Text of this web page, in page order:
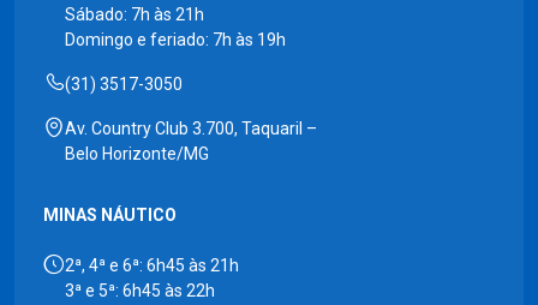
Sábado: 7h às 21h
Domingo e feriado: 7h às 19h
(31) 3517-3050
Av. Country Club 3.700, Taquaril –
Belo Horizonte/MG
MINAS NÁUTICO
2ª, 4ª e 6ª: 6h45 às 21h
3ª e 5ª: 6h45 às 22h